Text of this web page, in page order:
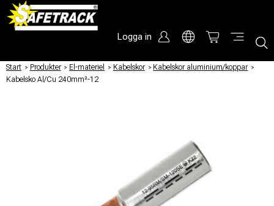
Logga in
Start / Produkter / El-materiel / Kabelskor / Kabelskor aluminium/koppar /
Kabelsko Al/Cu 240mm²-12